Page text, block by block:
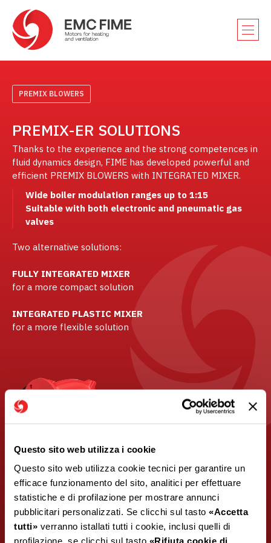
Questo sito web utilizza i cookie
Questo sito web utilizza cookie tecnici per garantire un
efficace funzionamento del sito, analitici per effettuare
statistiche e di profilazione per mostrare annunci
pubblicitari personalizzati. Se clicchi sul tasto «Accetta
tutti» verranno istallati tutti i cookie, inclusi quelli di
profilazione, se clicchi sul tasto «Rifiuta cookie di
PREMIX BLOWERS
PREMIX-ER SOLUTIONS
Thanks to the experience and the strong competences in
fluid dynamics design, FIME has developed powerful and
efficient PREMIX BLOWERS with INTEGRATED MIXER.
Wide boiler modulation ranges up to 1:15
Suitable with both electronic and pneumatic gas
valves
Two alternative solutions:
FULLY INTEGRATED MIXER
for a more compact solution
INTEGRATED PLASTIC MIXER
for a more flexible solution